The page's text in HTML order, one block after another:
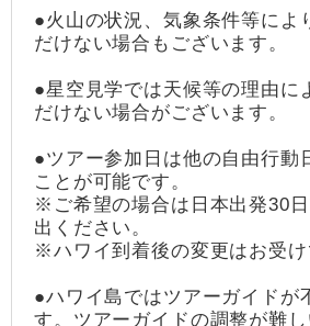
●火山の状況、気象条件等によ
だけない場合もございます。
●星空見学では天候等の理由に
だけない場合がございます。
●ツアー参加日は他の自由行動
ことが可能です。
※ご希望の場合は日本出発30
出ください。
※ハワイ到着後の変更はお受け
●ハワイ島ではツアーガイドが
す。ツアーガイドの調整が難